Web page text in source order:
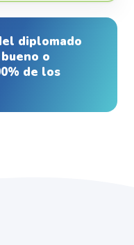
diplomado
o
de los